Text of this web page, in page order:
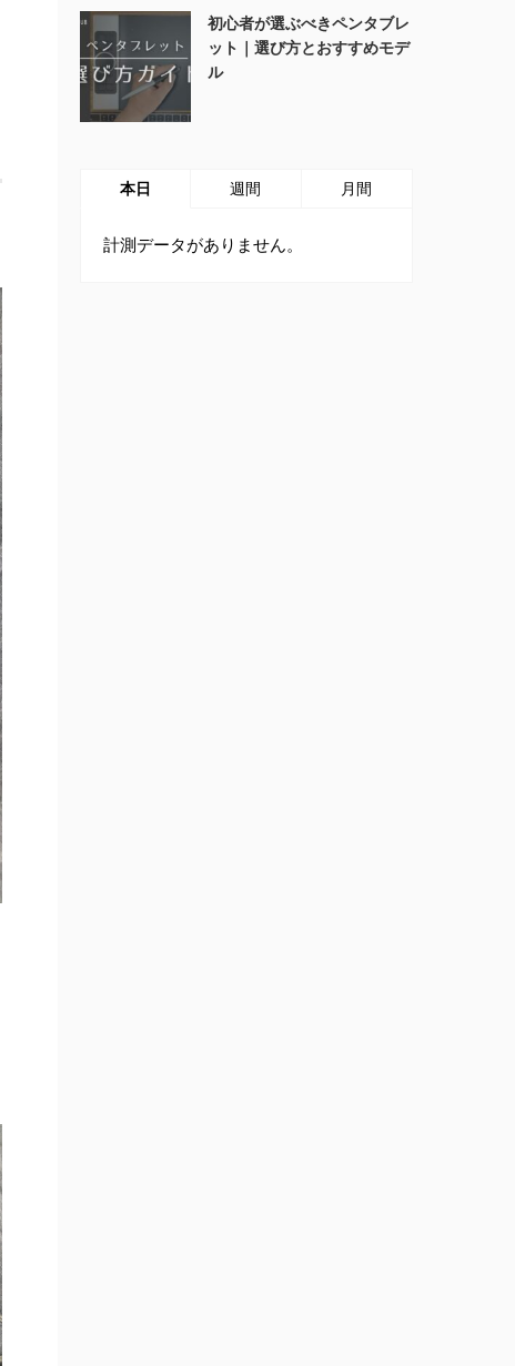
初心者が選ぶべきペンタブレ
ット｜選び方とおすすめモデ
ル
本日 週間 月間
計測データがありません。